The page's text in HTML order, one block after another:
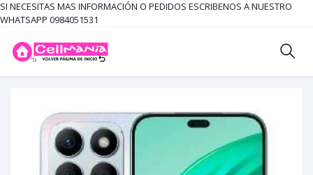
SI NECESITAS MAS INFORMACIÓN O PEDIDOS ESCRIBENOS A NUESTRO
WHATSAPP 0984051531